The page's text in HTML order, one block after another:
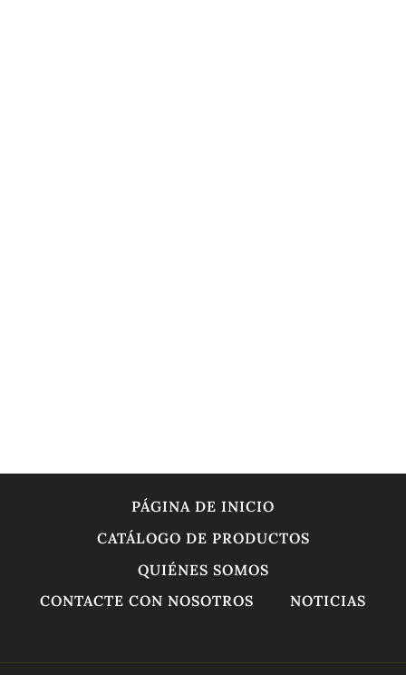
PÁGINA DE INICIO
CATÁLOGO DE PRODUCTOS
QUIÉNES SOMOS
CONTACTE CON NOSOTROS
NOTICIAS